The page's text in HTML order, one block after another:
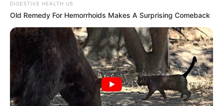
DIGESTIVE HEALTH US
Old Remedy For Hemorrhoids Makes A Surprising Comeback